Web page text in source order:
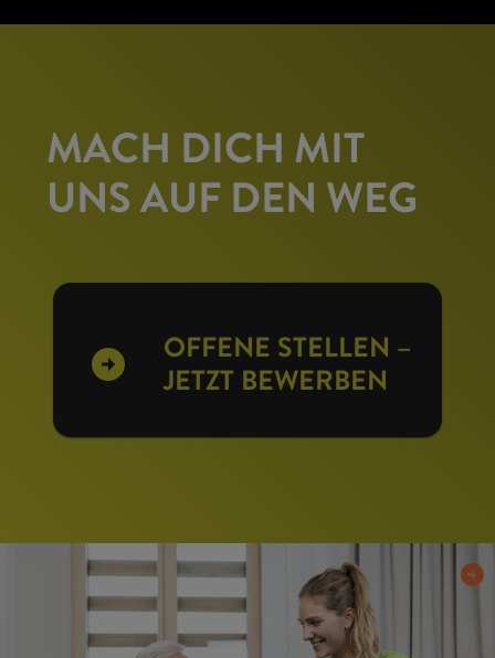
MACH DICH MIT
UNS AUF DEN WEG
OFFENE STELLEN –
JETZT BEWERBEN